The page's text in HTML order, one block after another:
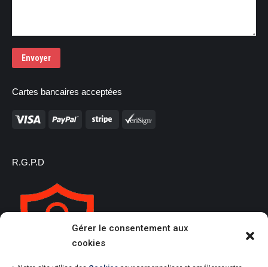
Gérer le consentement aux
cookies
Envoyer
Cartes bancaires acceptées
R.G.P.D